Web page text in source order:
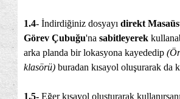
1.4- İndirdiğiniz dosyayı direkt
Görev Çubuğu'na sabitleyerek
arka planda bir lokasyona kayededip
klasörü) buradan kısayol oluşurarak da
1.5- Eğer kısayol oluşturarak